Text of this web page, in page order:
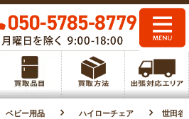
ベビー用品 ハイローチェア 世田谷